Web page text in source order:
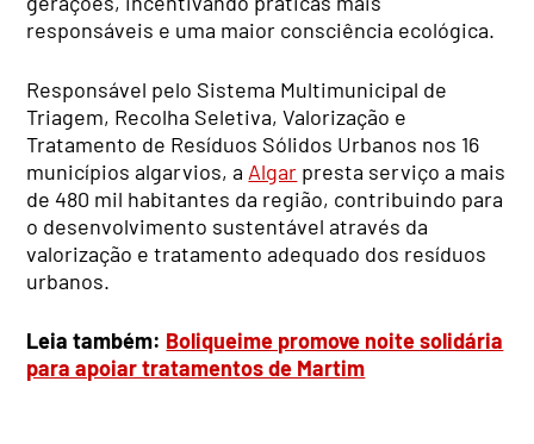
responsáveis e uma maior consciência ecológica.
Responsável pelo Sistema Multimunicipal de
Triagem, Recolha Seletiva, Valorização e
Tratamento de Resíduos Sólidos Urbanos nos 16
municípios algarvios, a Algar presta serviço a mais
de 480 mil habitantes da região, contribuindo para
o desenvolvimento sustentável através da
valorização e tratamento adequado dos resíduos
urbanos.
Leia também: Boliqueime promove noite solidária
para apoiar tratamentos de Martim